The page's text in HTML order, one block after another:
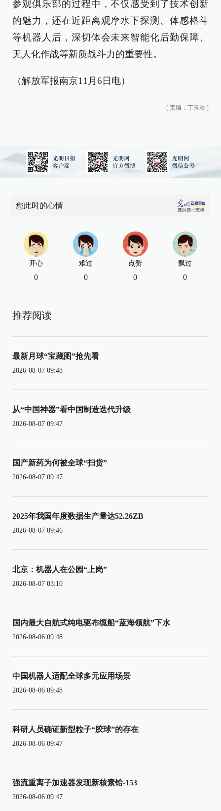
参观俱乐部的过程中，不仅感受到了技术创新
的魅力，还在近距离观摩水下探测、体感格斗
等机器人后，深切体会未来智能化后勤保障、
无人化作战等新质战斗力的重要性。
（解放军报南京11月6日电）
[ 责编：丁玉冰 ]
您此时的心情
开心
0
难过
0
点赞
0
飘过
0
推荐阅读
最新月球“宝藏图”抢先看
2026-08-07 09:48
从“中国神器”看中国制造迭代升级
2026-08-07 09:47
国产新药为何被全球“扫货”
2026-08-07 09:47
2025年我国年度数据生产量达52.26ZB
2026-08-07 09:46
北京：机器人在公园“上岗”
2026-08-07 03:10
国内最大自航式纯电驱布缆船“蓝海领航”下水
2026-08-06 09:48
中国机器人适配全球多元应用场景
2026-08-06 09:48
科研人员确证新型粒子“胶球”的存在
2026-08-06 09:47
强流重离子加速器发现新核素铪-153
2026-08-06 09:47